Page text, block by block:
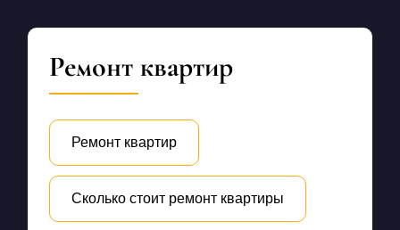
Ремонт квартир
Ремонт квартир
Сколько стоит ремонт квартиры